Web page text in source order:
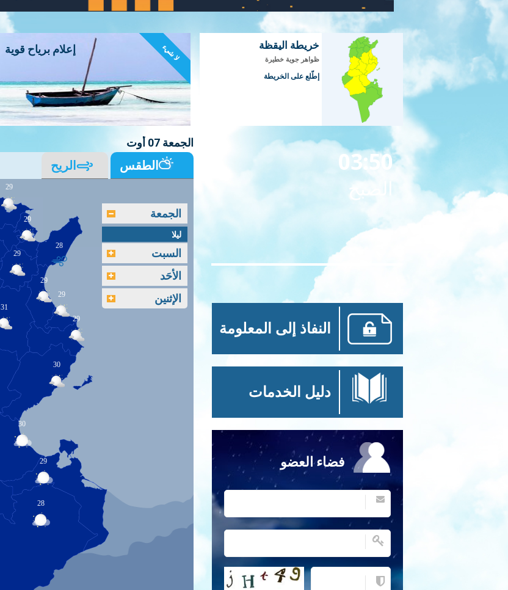
خريطة اليقظة
ظواهر جوية خطيرة
إطّلع على الخريطة
إعلام برياح قوية لا شيء
الجمعة 07 أوت
الطقس الريح
29
29
28
29
31
29
29
29
30
30
29
28
الجمعة
ليلا
السبت
الأحَد
الإثنين
03:50
الصبح
النفاذ إلى المعلومة
دليل الخدمات
فضاء العضو